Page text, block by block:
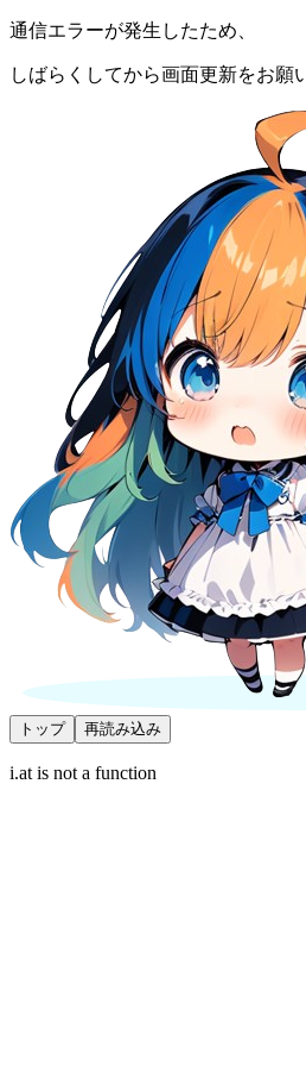
通信エラーが発生したため、
しばらくしてから画面更新をお願
トップ 再読み込み
i.at is not a function